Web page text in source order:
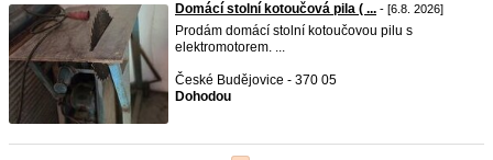
Domácí stolní kotoučová pila ( ... - [6.8. 2026]
Prodám domácí stolní kotoučovou pilu s
elektromotorem. ...
České Budějovice - 370 05
Dohodou